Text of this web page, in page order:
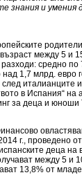
знания и умения
между 5 и
средно по
1,7 млрд. евро
италианците
в Испания“ на
за деца и юноши
г., проведено
деца на
между 5 и
13,8% от